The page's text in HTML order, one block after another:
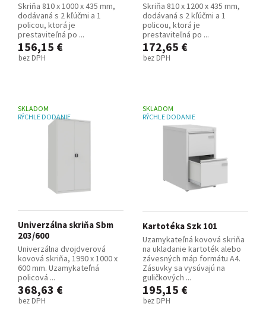
Skriňa 810 x 1000 x 435 mm,
dodávaná s 2 kľúčmi a 1
policou, ktorá je
prestaviteľná po ...
156,15 €
bez DPH
Skriňa 810 x 1200 x 435 mm,
dodávaná s 2 kľúčmi a 1
policou, ktorá je
prestaviteľná po ...
172,65 €
bez DPH
SKLADOM
RÝCHLE DODANIE
Univerzálna skriňa Sbm
203/600
Univerzálna dvojdverová
kovová skriňa, 1990 x 1000 x
600 mm. Uzamykateľná
policová ...
368,63 €
bez DPH
SKLADOM
RÝCHLE DODANIE
Kartotéka Szk 101
Uzamykateľná kovová skriňa
na ukladanie kartoték alebo
závesných máp formátu A4.
Zásuvky sa vysúvajú na
guličkových ...
195,15 €
bez DPH